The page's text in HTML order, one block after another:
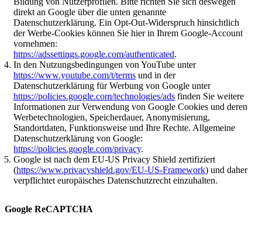
direkt an Google über die unten genannte
Datenschutzerklärung. Ein Opt-Out-Widerspruch hinsichtlich
der Werbe-Cookies können Sie hier in Ihrem Google-Account
vornehmen:
https://adssettings.google.com/authenticated.
In den Nutzungsbedingungen von YouTube unter
https://www.youtube.com/t/terms und in der
Datenschutzerklärung für Werbung von Google unter
https://policies.google.com/technologies/ads finden Sie weitere
Informationen zur Verwendung von Google Cookies und deren
Werbetechnologien, Speicherdauer, Anonymisierung,
Standortdaten, Funktionsweise und Ihre Rechte. Allgemeine
Datenschutzerklärung von Google:
https://policies.google.com/privacy.
Google ist nach dem EU-US Privacy Shield zertifiziert
(https://www.privacyshield.gov/EU-US-Framework) und daher
verpflichtet europäisches Datenschutzrecht einzuhalten.
Google ReCAPTCHA